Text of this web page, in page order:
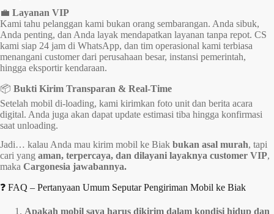
💼 Layanan VIP
Kami tahu pelanggan kami bukan orang sembarangan. Anda sibuk,
Anda penting, dan Anda layak mendapatkan layanan tanpa repot. CS
kami siap 24 jam di WhatsApp, dan tim operasional kami terbiasa
menangani customer dari perusahaan besar, instansi pemerintah,
hingga eksportir kendaraan.
📦 Bukti Kirim Transparan & Real-Time
Setelah mobil di-loading, kami kirimkan foto unit dan berita acara
digital. Anda juga akan dapat update estimasi tiba hingga konfirmasi
saat unloading.
Jadi… kalau Anda mau kirim mobil ke Biak bukan asal murah, tapi
cari yang aman, terpercaya, dan dilayani layaknya customer VIP,
maka Cargonesia jawabannya.
❓ FAQ – Pertanyaan Umum Seputar Pengiriman Mobil ke Biak
Apakah mobil saya harus dikirim dalam kondisi hidup dan